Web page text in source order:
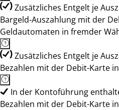
Zusätzliches Entgelt je
Bargeld-Auszahlung mit der
Geldautomaten in fremder
Zusätzliches Entgelt je
Bezahlen mit der Debit-Karte
In der Kontoführung
Bezahlen mit der Debit-Karte